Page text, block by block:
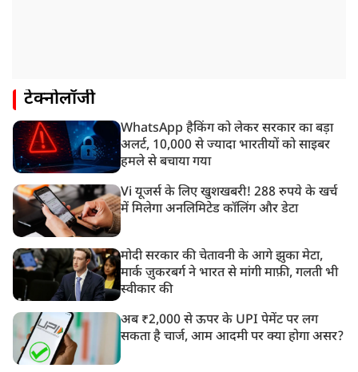
टेक्नोलॉजी
WhatsApp हैकिंग को लेकर सरकार का बड़ा
अलर्ट, 10,000 से ज्यादा भारतीयों को साइबर
हमले से बचाया गया
Vi यूजर्स के लिए खुशखबरी! 288 रुपये के खर्च
में मिलेगा अनलिमिटेड कॉलिंग और डेटा
मोदी सरकार की चेतावनी के आगे झुका मेटा,
मार्क ज़ुकरबर्ग ने भारत से मांगी माफ़ी, गलती भी
स्वीकार की
अब ₹2,000 से ऊपर के UPI पेमेंट पर लग
सकता है चार्ज, आम आदमी पर क्या होगा असर?